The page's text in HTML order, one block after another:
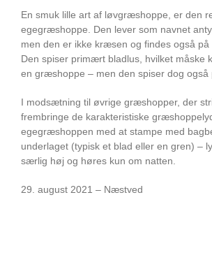
En smuk lille art af løvgræshoppe, er den
egegræshoppe. Den lever som navnet
men den er ikke kræsen og findes også på
Den spiser primært bladlus, hvilket måske
en græshoppe – men den spiser dog også
I modsætning til øvrige græshopper, der
frembringe de karakteristiske
egegræshoppen med at stampe med
underlaget (typisk et blad eller en gren) –
særlig høj og høres kun om natten.
29. august 2021 – Næstved